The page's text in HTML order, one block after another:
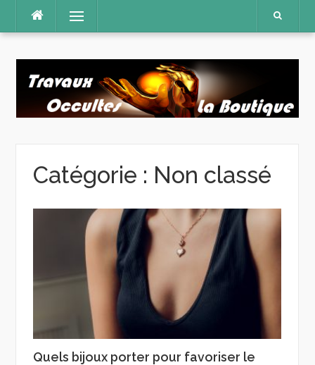
contenu
Menu
Catégorie : Non classé
Quels bijoux porter pour favoriser le